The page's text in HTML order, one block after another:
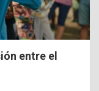
entre el